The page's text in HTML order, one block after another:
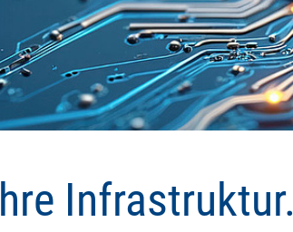
Infrastruktur.